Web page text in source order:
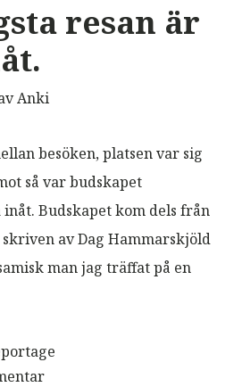
resan är
Anki
besöken, platsen var sig
så var budskapet
inåt. Budskapet kom dels från
av Dag Hammarskjöld
man jag träffat på en